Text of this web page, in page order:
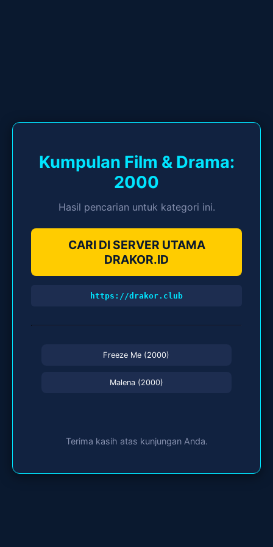
Kumpulan Film & Drama:
2000
Hasil pencarian untuk kategori ini.
CARI DI SERVER UTAMA
DRAKOR.ID
https://drakor.club
Freeze Me (2000)
Malena (2000)
Terima kasih atas kunjungan Anda.